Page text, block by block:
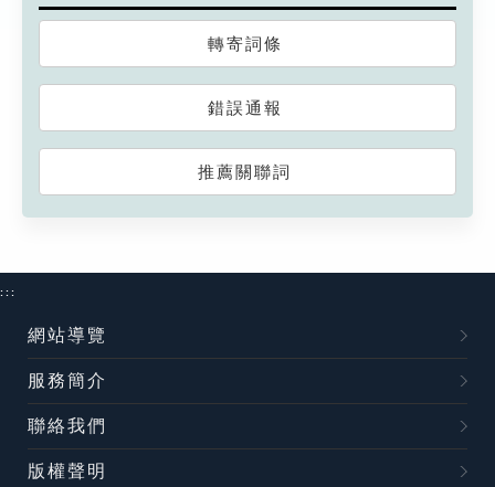
轉寄詞條
錯誤通報
推薦關聯詞
:::
網站導覽
服務簡介
聯絡我們
版權聲明